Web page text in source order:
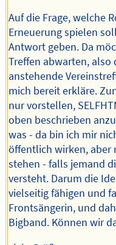
Auf die Frage, welche
Erneuerung spielen
Antwort geben. Da
Treffen abwarten,
anstehende
mich bereit erkläre.
nur vorstellen,
oben beschrieben
was - da bin ich mir
öffentlich wirken, aber
stehen - falls jemand
versteht. Darum die
vielseitig fähigen und
Frontsängerin, und
Bigband. Können wir